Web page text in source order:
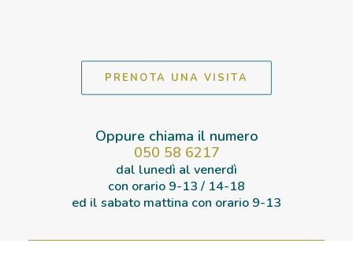
PRENOTA UNA VISITA
Oppure chiama il numero
050 58 6217
dal lunedì al venerdì
con orario 9-13 / 14-18
ed il sabato mattina con orario 9-13